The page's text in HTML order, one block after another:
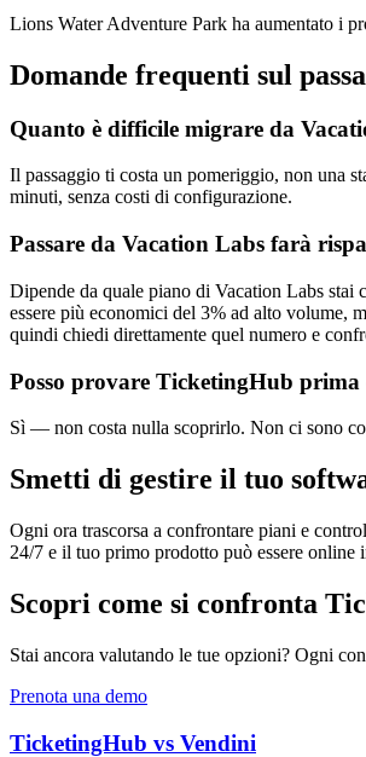
Lions Water Adventure Park ha aumentato i
Domande frequenti sul
Quanto è difficile migrare da
Il passaggio ti costa un pomeriggio, non una
minuti, senza costi di configurazione.
Passare da Vacation Labs farà
Dipende da quale piano di Vacation Labs
essere più economici del 3% ad alto volume,
quindi chiedi direttamente quel numero e
Posso provare TicketingHub prima
Sì — non costa nulla scoprirlo. Non ci sono
Smetti di gestire il tuo
Ogni ora trascorsa a confrontare piani e
24/7 e il tuo primo prodotto può essere
Scopri come si confronta
Stai ancora valutando le tue opzioni? Ogni
Prenota una demo
TicketingHub vs Vendini